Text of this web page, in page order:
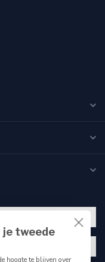
tweede
hoogte te blijven over